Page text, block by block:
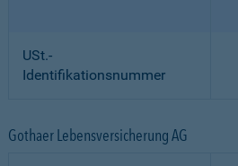
USt.-
Identifikationsnummer
Gothaer Lebensversicherung AG